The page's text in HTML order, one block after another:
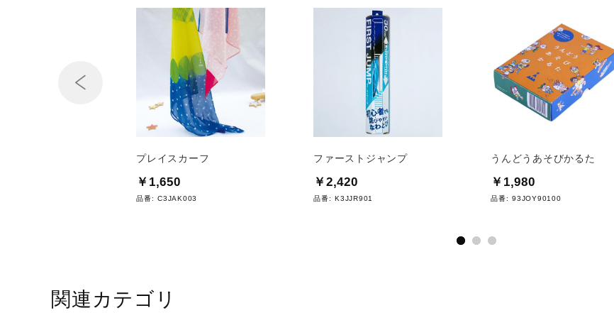
プレイスカーフ
￥1,650
品番: C3JAK003
ファーストジャンプ
￥2,420
品番: K3JJR901
うんどうあそびかるた
￥1,980
品番: 93JOY90100
関連カテゴリ